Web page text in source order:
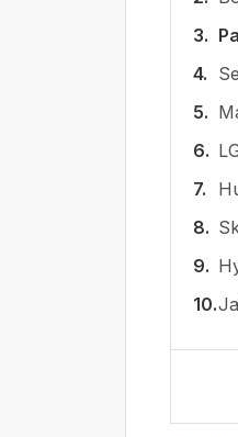
3.
4.
5.
6.
7.
8.
9.
10.